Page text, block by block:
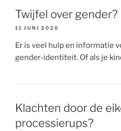
Twijfel over
11 JUNI 2026
Er is veel hulp en informatie
gender-identiteit. Of als je
Klachten door de
processierups?